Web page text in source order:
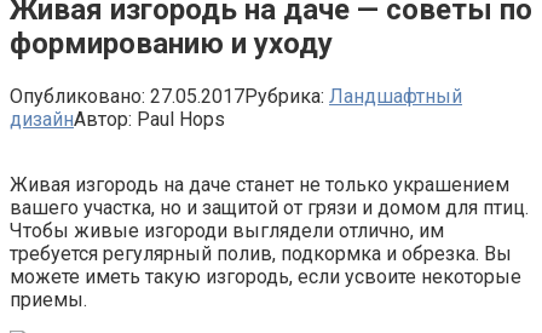
Живая изгородь на даче — советы по
формированию и уходу
Опубликовано: 27.05.2017Рубрика: Ландшафтный
дизайнАвтор: Paul Hops
Живая изгородь на даче станет не только украшением
вашего участка, но и защитой от грязи и домом для птиц.
Чтобы живые изгороди выглядели отлично, им
требуется регулярный полив, подкормка и обрезка. Вы
можете иметь такую изгородь, если усвоите некоторые
приемы.